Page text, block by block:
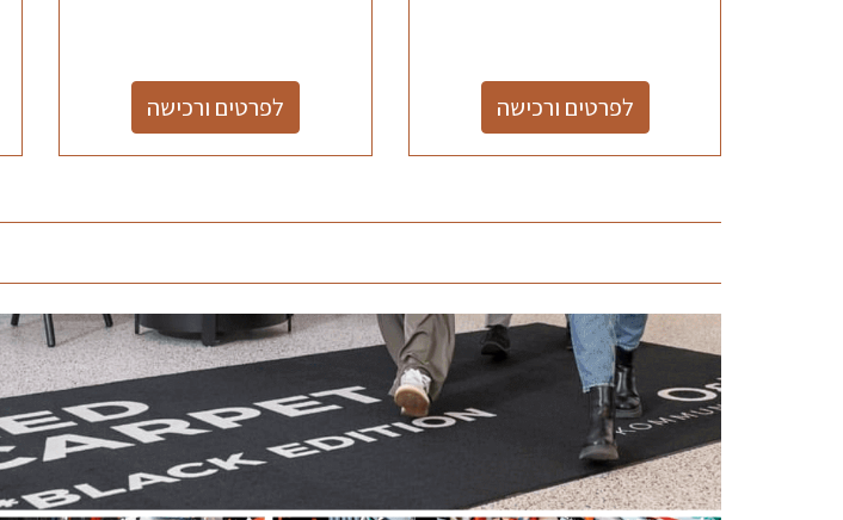
לפרטים ורכישה לפרטים ורכישה